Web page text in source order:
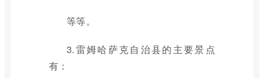
等等。
3.雷姆哈萨克自治县的主要景点
有：